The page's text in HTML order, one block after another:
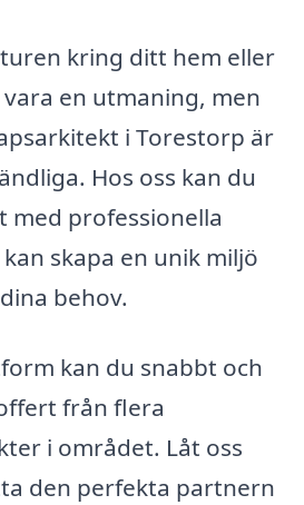
kring ditt hem eller
en utmaning, men
i Torestorp är
Hos oss kan du
med professionella
skapa en unik miljö
behov.
kan du snabbt och
från flera
i området. Låt oss
den perfekta partnern